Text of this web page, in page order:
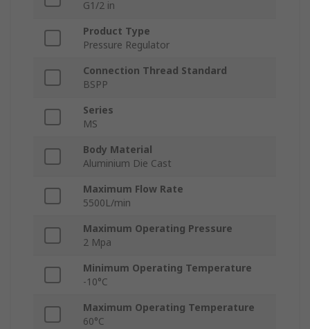
G1/2 in
Product Type
Pressure Regulator
Connection Thread Standard
BSPP
Series
MS
Body Material
Aluminium Die Cast
Maximum Flow Rate
5500L/min
Maximum Operating Pressure
2 Mpa
Minimum Operating Temperature
-10°C
Maximum Operating Temperature
60°C